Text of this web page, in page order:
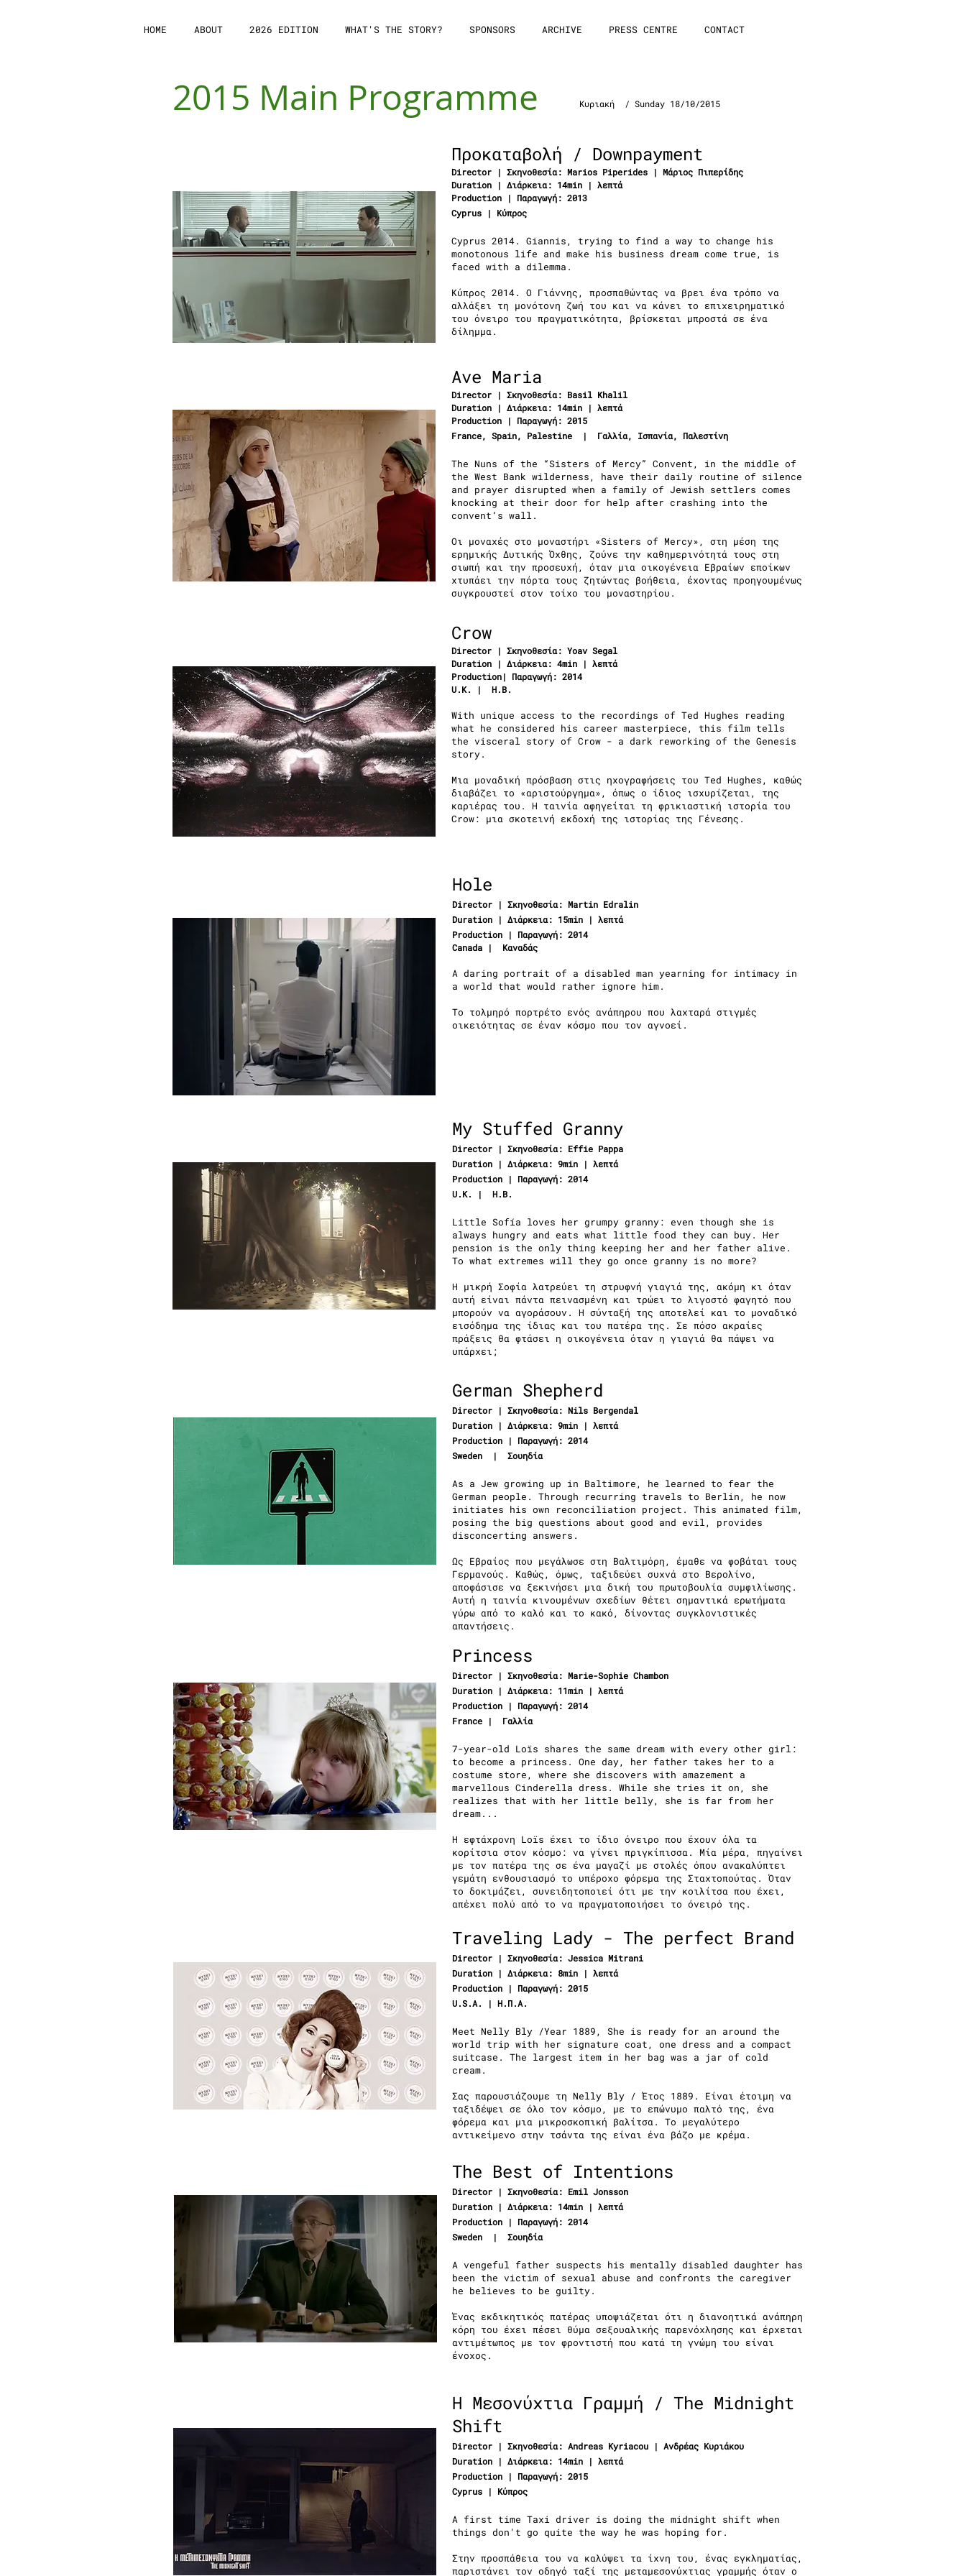
HOME ABOUT 2026 EDITION WHAT'S THE STORY? SPONSORS ARCHIVE PRESS CENTRE CONTACT
2015 Main Programme Κυριακή / Sunday 18/10/2015
Προκαταβολή / Downpayment
Director | Σκηνοθεσία: Marios Piperides | Μάριος Πιπερίδης
Duration | Διάρκεια: 14min | λεπτά
Production | Παραγωγή: 2013
Cyprus | Κύπρος
Cyprus 2014. Giannis, trying to find a way to change his
monotonous life and make his business dream come true, is
faced with a dilemma.
Κύπρος 2014. Ο Γιάννης, προσπαθώντας να βρει ένα τρόπο να
αλλάξει τη μονότονη ζωή του και να κάνει το επιχειρηματικό
του όνειρο του πραγματικότητα, βρίσκεται μπροστά σε ένα
δίλημμα.
Ave Maria
Director | Σκηνοθεσία: Basil Khalil
Duration | Διάρκεια: 14min | λεπτά
Production | Παραγωγή: 2015
France, Spain, Palestine | Γαλλία, Ισπανία, Παλεστίνη
The Nuns of the “Sisters of Mercy” Convent, in the middle of
the West Bank wilderness, have their daily routine of silence
and prayer disrupted when a family of Jewish settlers comes
knocking at their door for help after crashing into the
convent’s wall.
Οι μοναχές στο μοναστήρι «Sisters of Mercy», στη μέση της
ερημικής Δυτικής Όχθης, ζούνε την καθημερινότητά τους στη
σιωπή και την προσευχή, όταν μια οικογένεια Εβραίων εποίκων
χτυπάει την πόρτα τους ζητώντας βοήθεια, έχοντας προηγουμένως
συγκρουστεί στον τοίχο του μοναστηρίου.
Crow
Director | Σκηνοθεσία: Yoav Segal
Duration | Διάρκεια: 4min | λεπτά
Production| Παραγωγή: 2014
U.K. | Η.Β.
With unique access to the recordings of Ted Hughes reading
what he considered his career masterpiece, this film tells
the visceral story of Crow - a dark reworking of the Genesis
story.
Μια μοναδική πρόσβαση στις ηχογραφήσεις του Ted Hughes, καθώς
διαβάζει το «αριστούργημα», όπως ο ίδιος ισχυρίζεται, της
καριέρας του. Η ταινία αφηγείται τη φρικιαστική ιστορία του
Crow: μια σκοτεινή εκδοχή της ιστορίας της Γένεσης.
Hole
Director | Σκηνοθεσία: Martin Edralin
Duration | Διάρκεια: 15min | λεπτά
Production | Παραγωγή: 2014
Canada | Καναδάς
A daring portrait of a disabled man yearning for intimacy in
a world that would rather ignore him.
Το τολμηρό πορτρέτο ενός ανάπηρου που λαχταρά στιγμές
οικειότητας σε έναν κόσμο που τον αγνοεί.
My Stuffed Granny
Director | Σκηνοθεσία: Effie Pappa
Duration | Διάρκεια: 9min | λεπτά
Production | Παραγωγή: 2014
U.K. | Η.Β.
Little Sofía loves her grumpy granny: even though she is
always hungry and eats what little food they can buy. Her
pension is the only thing keeping her and her father alive.
To what extremes will they go once granny is no more?
Η μικρή Σοφία λατρεύει τη στρυφνή γιαγιά της, ακόμη κι όταν
αυτή είναι πάντα πεινασμένη και τρώει το λιγοστό φαγητό που
μπορούν να αγοράσουν. Η σύνταξή της αποτελεί και το μοναδικό
εισόδημα της ίδιας και του πατέρα της. Σε πόσο ακραίες
πράξεις θα φτάσει η οικογένεια όταν η γιαγιά θα πάψει να
υπάρχει;
German Shepherd
Director | Σκηνοθεσία: Nils Bergendal
Duration | Διάρκεια: 9min | λεπτά
Production | Παραγωγή: 2014
Sweden | Σουηδία
As a Jew growing up in Baltimore, he learned to fear the
German people. Through recurring travels to Berlin, he now
initiates his own reconciliation project. This animated film,
posing the big questions about good and evil, provides
disconcerting answers.
Ως Εβραίος που μεγάλωσε στη Βαλτιμόρη, έμαθε να φοβάται τους
Γερμανούς. Καθώς, όμως, ταξιδεύει συχνά στο Βερολίνο,
αποφάσισε να ξεκινήσει μια δική του πρωτοβουλία συμφιλίωσης.
Αυτή η ταινία κινουμένων σχεδίων θέτει σημαντικά ερωτήματα
γύρω από το καλό και το κακό, δίνοντας συγκλονιστικές
απαντήσεις.
Princess
Director | Σκηνοθεσία: Marie-Sophie Chambon
Duration | Διάρκεια: 11min | λεπτά
Production | Παραγωγή: 2014
France | Γαλλία
7-year-old Loïs shares the same dream with every other girl:
to become a princess. One day, her father takes her to a
costume store, where she discovers with amazement a
marvellous Cinderella dress. While she tries it on, she
realizes that with her little belly, she is far from her
dream...
Η εφτάχρονη Loïs έχει το ίδιο όνειρο που έχουν όλα τα
κορίτσια στον κόσμο: να γίνει πριγκίπισσα. Μία μέρα, πηγαίνει
με τον πατέρα της σε ένα μαγαζί με στολές όπου ανακαλύπτει
γεμάτη ενθουσιασμό το υπέροχο φόρεμα της Σταχτοπούτας. Όταν
το δοκιμάζει, συνειδητοποιεί ότι με την κοιλίτσα που έχει,
απέχει πολύ από το να πραγματοποιήσει το όνειρό της.
Traveling Lady - The perfect Brand
Director | Σκηνοθεσία: Jessica Mitrani
Duration | Διάρκεια: 8min | λεπτά
Production | Παραγωγή: 2015
U.S.A. | Η.Π.Α.
Meet Nelly Bly /Year 1889, She is ready for an around the
world trip with her signature coat, one dress and a compact
suitcase. The largest item in her bag was a jar of cold
cream.
Σας παρουσιάζουμε τη Nelly Bly / Έτος 1889. Είναι έτοιμη να
ταξιδέψει σε όλο τον κόσμο, με το επώνυμο παλτό της, ένα
φόρεμα και μια μικροσκοπική βαλίτσα. Το μεγαλύτερο
αντικείμενο στην τσάντα της είναι ένα βάζο με κρέμα.
The Best of Intentions
Director | Σκηνοθεσία: Emil Jonsson​
Duration | Διάρκεια: 14min | λεπτά
Production | Παραγωγή: 2014
Sweden | Σουηδία
A vengeful father suspects his mentally disabled daughter has
been the victim of sexual abuse and confronts the caregiver
he believes to be guilty.
Ένας εκδικητικός πατέρας υποψιάζεται ότι η διανοητικά ανάπηρη
κόρη του έχει πέσει θύμα σεξουαλικής παρενόχλησης και έρχεται
αντιμέτωπος με τον φροντιστή που κατά τη γνώμη του είναι
ένοχος.
Η Μεσονύχτια Γραμμή / The Midnight
Shift
Director | Σκηνοθεσία: Andreas Kyriacou | Ανδρέας Κυριάκου
Duration | Διάρκεια: 14min | λεπτά
Production | Παραγωγή: 2015
Cyprus | Κύπρος
A first time Taxi driver is doing the midnight shift when
things don't go quite the way he was hoping for.
Στην προσπάθεια του να καλύψει τα ίχνη του, ένας εγκληματίας,
παριστάνει τον οδηγό ταξί της μεταμεσονύχτιας γραμμής όταν ο